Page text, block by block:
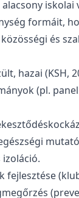
formáit,
és
hazai
(pl.
izoláció.
fejlesztése